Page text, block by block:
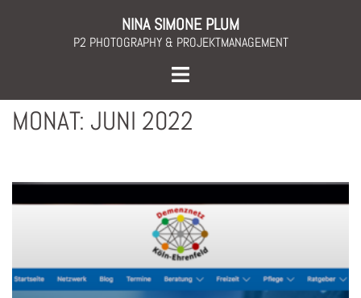
NINA SIMONE PLUM
P2 PHOTOGRAPHY & PROJEKTMANAGEMENT
Toggle
menu
MONAT: JUNI 2022